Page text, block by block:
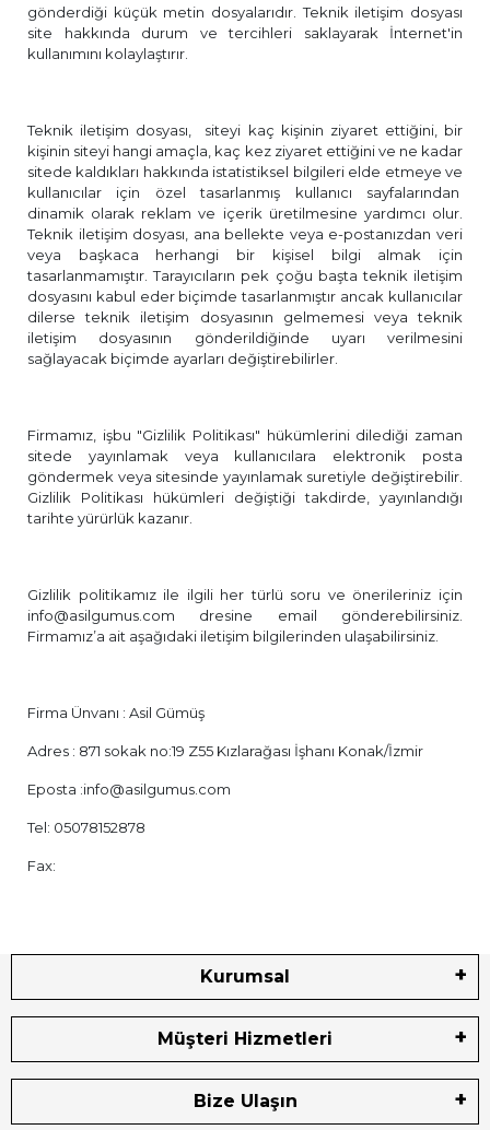
gönderdiği küçük metin dosyalarıdır. Teknik iletişim dosyası
site hakkında durum ve tercihleri saklayarak İnternet'in
kullanımını kolaylaştırır.
Teknik iletişim dosyası, siteyi kaç kişinin ziyaret ettiğini, bir
kişinin siteyi hangi amaçla, kaç kez ziyaret ettiğini ve ne kadar
sitede kaldıkları hakkında istatistiksel bilgileri elde etmeye ve
kullanıcılar için özel tasarlanmış kullanıcı sayfalarından
dinamik olarak reklam ve içerik üretilmesine yardımcı olur.
Teknik iletişim dosyası, ana bellekte veya e-postanızdan veri
veya başkaca herhangi bir kişisel bilgi almak için
tasarlanmamıştır. Tarayıcıların pek çoğu başta teknik iletişim
dosyasını kabul eder biçimde tasarlanmıştır ancak kullanıcılar
dilerse teknik iletişim dosyasının gelmemesi veya teknik
iletişim dosyasının gönderildiğinde uyarı verilmesini
sağlayacak biçimde ayarları değiştirebilirler.
Firmamız, işbu "Gizlilik Politikası" hükümlerini dilediği zaman
sitede yayınlamak veya kullanıcılara elektronik posta
göndermek veya sitesinde yayınlamak suretiyle değiştirebilir.
Gizlilik Politikası hükümleri değiştiği takdirde, yayınlandığı
tarihte yürürlük kazanır.
Gizlilik politikamız ile ilgili her türlü soru ve önerileriniz için
info@asilgumus.com dresine email gönderebilirsiniz.
Firmamız’a ait aşağıdaki iletişim bilgilerinden ulaşabilirsiniz.
Firma Ünvanı : Asil Gümüş
Adres : 871 sokak no:19 Z55 Kızlarağası İşhanı Konak/İzmir
Eposta :info@asilgumus.com
Tel: 05078152878
Fax:
Kurumsal
Müşteri Hizmetleri
Bize Ulaşın